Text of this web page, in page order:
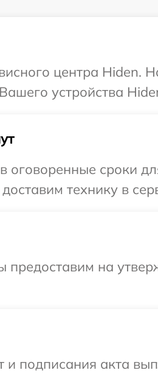
центра
устройства
сроки
технику в
на
и подписания акта